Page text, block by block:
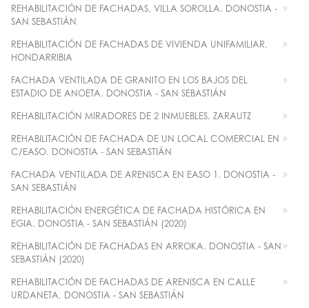
REHABILITACIÓN DE FACHADAS, VILLA SOROLLA. DONOSTIA -
SAN SEBASTIÁN
REHABILITACIÓN DE FACHADAS DE VIVIENDA UNIFAMILIAR.
HONDARRIBIA
FACHADA VENTILADA DE GRANITO EN LOS BAJOS DEL
ESTADIO DE ANOETA. DONOSTIA - SAN SEBASTIÁN
REHABILITACIÓN MIRADORES DE 2 INMUEBLES. ZARAUTZ
REHABILITACIÓN DE FACHADA DE UN LOCAL COMERCIAL EN
C/EASO. DONOSTIA - SAN SEBASTIÁN
FACHADA VENTILADA DE ARENISCA EN EASO 1. DONOSTIA -
SAN SEBASTIÁN
REHABILITACIÓN ENERGÉTICA DE FACHADA HISTÓRICA EN
EGIA. DONOSTIA - SAN SEBASTIÁN (2020)
REHABILITACIÓN DE FACHADAS EN ARROKA. DONOSTIA - SAN
SEBASTIÁN (2020)
REHABILITACIÓN DE FACHADAS DE ARENISCA EN CALLE
URDANETA, DONOSTIA - SAN SEBASTIÁN